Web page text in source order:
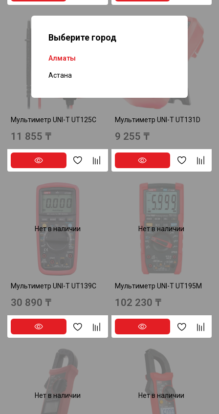
Выберите город
Алматы
Астана
Нет в наличии
Мультиметр UNI-T UT125C
11 855 ₸
Мультиметр UNI-T UT131D
9 255 ₸
Нет в наличии
Мультиметр UNI-T UT139C
30 890 ₸
Нет в наличии
Мультиметр UNI-T UT195M
102 230 ₸
Нет в наличии Нет в наличии